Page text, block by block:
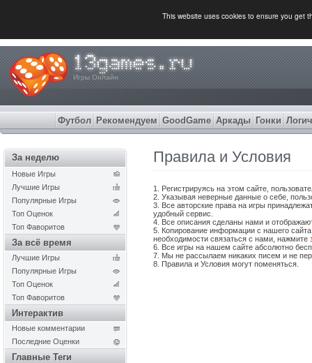
This website uses cookies to ensure you get
Игры Онлайн
Футбол Рекомендуем GoodGame Аркады Гонки
Правила и Условия
1. Регистрируясь на этом сайте,
2. Указывая неверные данные о себе,
3. Все авторские права на игры
удобный сервис.
4. Все описания сделаны нами и
5. Копирование информации с нашего
необходимости связаться с нами, нажмите
6. Все игры на нашем сайте абсолютно
7. Мы не рассылаем никаких писем и не
8. Правила и Условия могут поменяться.
За неделю
Новые Игры
Лучшие Игры
Популярные Игры
Топ Оценок
Топ Фаворитов
За всё время
Лучшие Игры
Популярные Игры
Топ Оценок
Топ Фаворитов
Интерактив
Новые комментарии
Последние Оценки
Главные Теги